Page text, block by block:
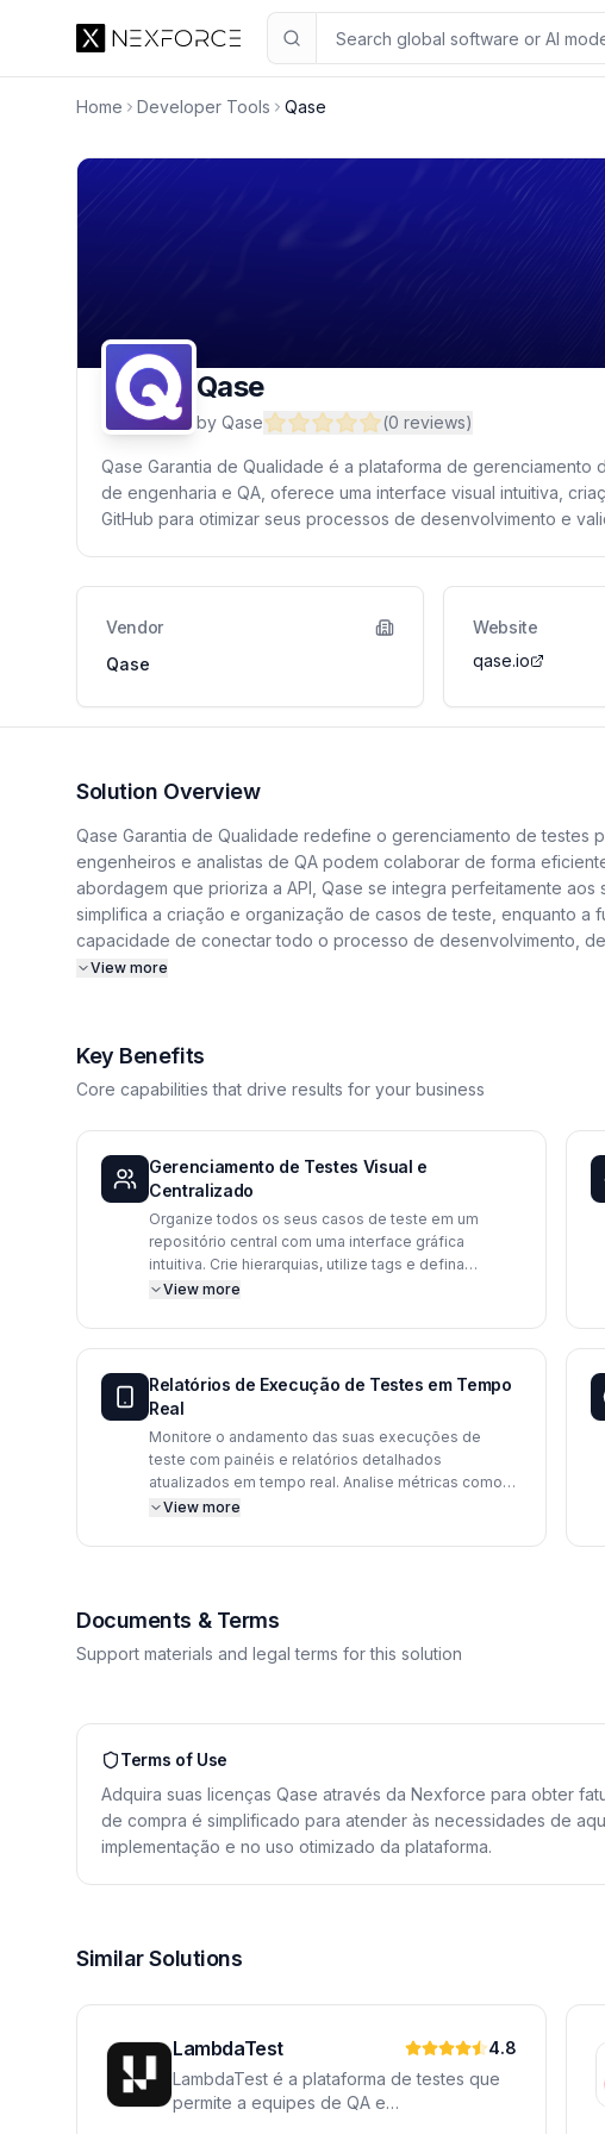
Home Developer Tools Qase
Qase
by Qase (0 reviews)
Qase Garantia de Qualidade é a plataforma de
de engenharia e QA, oferece uma interface visual intuitiva,
GitHub para otimizar seus processos de desenvolvimento e
Vendor
Qase
Website
qase.io
Solution Overview
Qase Garantia de Qualidade redefine o gerenciamento de
engenheiros e analistas de QA podem colaborar de forma
abordagem que prioriza a API, Qase se integra perfeitamente
simplifica a criação e organização de casos de teste, enquanto
capacidade de conectar todo o processo de desenvolvimento,
de testes e melhorar a qualidade do produto final, Qase é a
View more
Key Benefits
Core capabilities that drive results for your business
Gerenciamento de Testes Visual e
Centralizado
Organize todos os seus casos de teste em um
repositório central com uma interface gráfica
intuitiva. Crie hierarquias, utilize tags e defina
prioridades para simplificar a manutenção e o
visualização clara do status de cada teste agiliza a
identificação de falhas e o acompanhamento do
progresso.
View more
Relatórios de Execução de Testes em Tempo
Real
Monitore o andamento das suas execuções de
teste com painéis e relatórios detalhados
atualizados em tempo real. Analise métricas como
taxas de sucesso e falha, tempo de execução e
rapidamente. Compartilhe relatórios claros e
View more
Documents & Terms
Support materials and legal terms for this solution
Terms of Use
Adquira suas licenças Qase através da Nexforce para obter
de compra é simplificado para atender às necessidades de
implementação e no uso otimizado da plataforma.
Similar Solutions
LambdaTest
4.8
LambdaTest é a plataforma de testes que
permite a equipes de QA e
Qase Overview